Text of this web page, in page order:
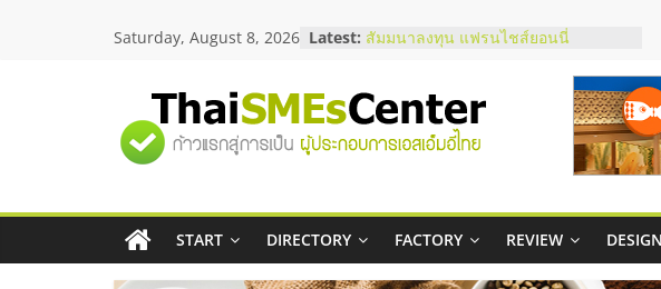
Saturday, August 8, 2026 Latest: สัมมนาออนไลน์ โอกาสบริหารสถานี
ThaiFranchise Meet Up จับคู่แฟรน
ไชส์ ครั้งที่ 8
ร้านเครื่องเสียงคุณภาพสูง พร้อม
วิธีเลือกผู้ให้บริการให้คุ้มค่าและตอบ
โจทย์ธุรกิจ
อยากหาเงินทุน เพิ่มสภาพคล่องให้ธุรกิจ
เริ่มยังไงให้ผ่านฉลุย
"ศูนย์
รวม
ข้อมูล
START DIRECTORY FACTORY REVIEW DESIGN